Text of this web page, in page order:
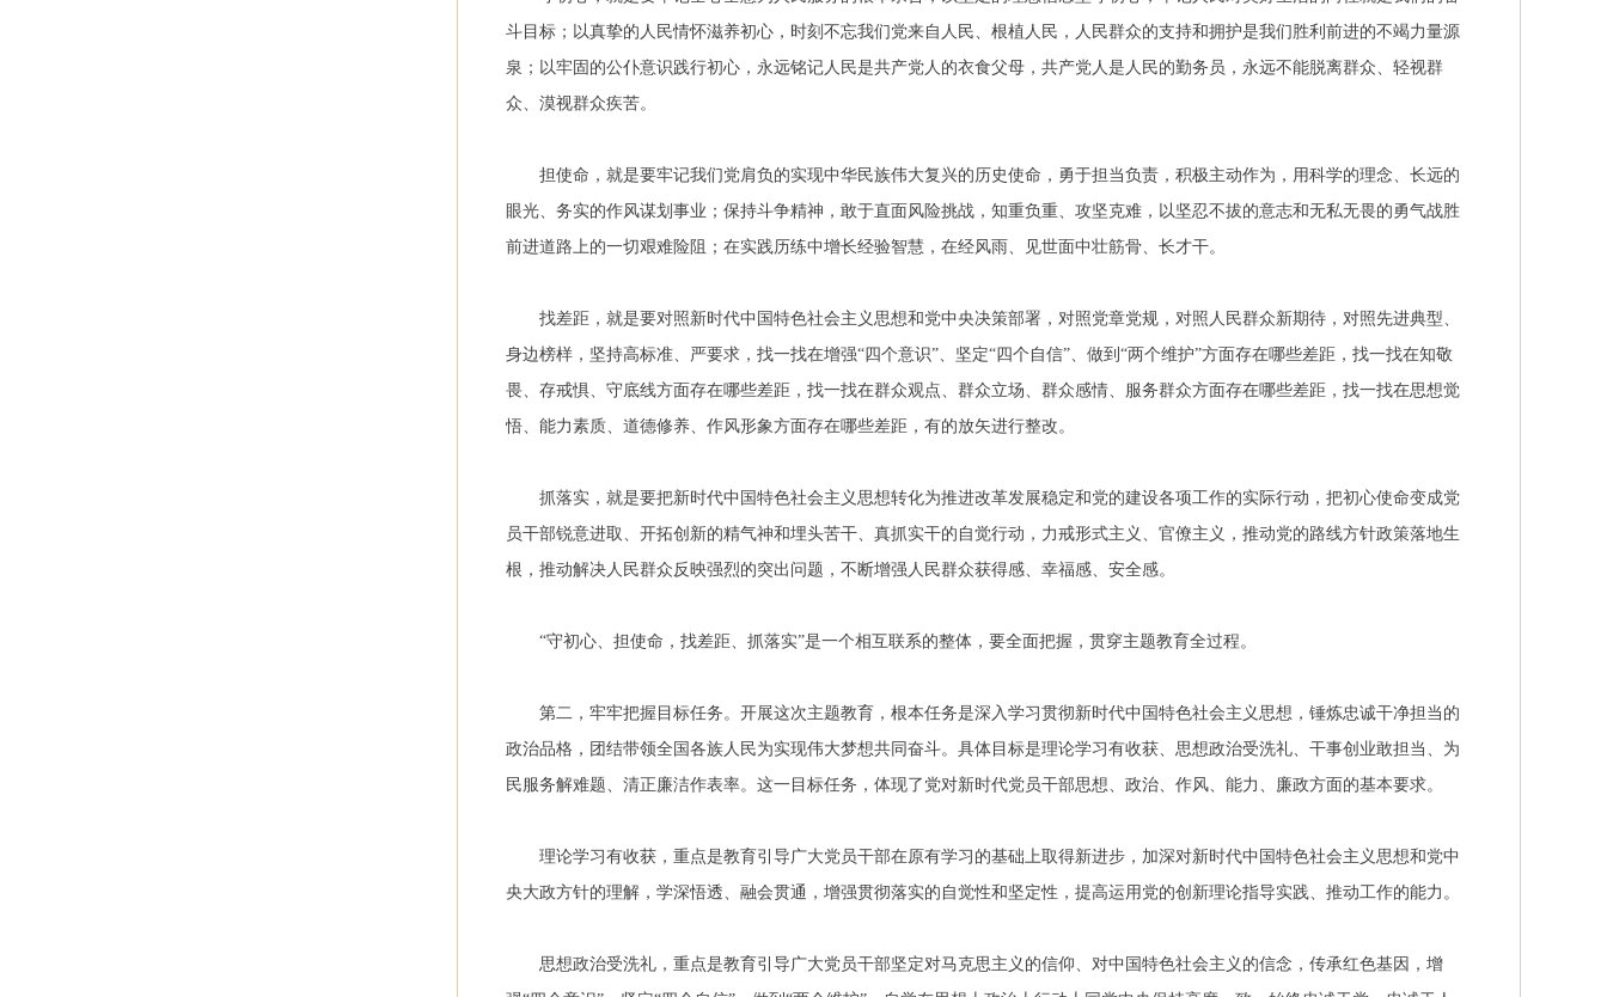
斗目标；以真挚的人民情怀滋养初心，时刻不忘我们党来自人民、根植人民，人民群众的支持和拥护是我们胜利前进的不竭力量源
泉；以牢固的公仆意识践行初心，永远铭记人民是共产党人的衣食父母，共产党人是人民的勤务员，永远不能脱离群众、轻视群
众、漠视群众疾苦。
担使命，就是要牢记我们党肩负的实现中华民族伟大复兴的历史使命，勇于担当负责，积极主动作为，用科学的理念、长远的
眼光、务实的作风谋划事业；保持斗争精神，敢于直面风险挑战，知重负重、攻坚克难，以坚忍不拔的意志和无私无畏的勇气战胜
前进道路上的一切艰难险阻；在实践历练中增长经验智慧，在经风雨、见世面中壮筋骨、长才干。
找差距，就是要对照新时代中国特色社会主义思想和党中央决策部署，对照党章党规，对照人民群众新期待，对照先进典型、
身边榜样，坚持高标准、严要求，找一找在增强“四个意识”、坚定“四个自信”、做到“两个维护”方面存在哪些差距，找一找在知敬
畏、存戒惧、守底线方面存在哪些差距，找一找在群众观点、群众立场、群众感情、服务群众方面存在哪些差距，找一找在思想觉
悟、能力素质、道德修养、作风形象方面存在哪些差距，有的放矢进行整改。
抓落实，就是要把新时代中国特色社会主义思想转化为推进改革发展稳定和党的建设各项工作的实际行动，把初心使命变成党
员干部锐意进取、开拓创新的精气神和埋头苦干、真抓实干的自觉行动，力戒形式主义、官僚主义，推动党的路线方针政策落地生
根，推动解决人民群众反映强烈的突出问题，不断增强人民群众获得感、幸福感、安全感。
“守初心、担使命，找差距、抓落实”是一个相互联系的整体，要全面把握，贯穿主题教育全过程。
第二，牢牢把握目标任务。开展这次主题教育，根本任务是深入学习贯彻新时代中国特色社会主义思想，锤炼忠诚干净担当的
政治品格，团结带领全国各族人民为实现伟大梦想共同奋斗。具体目标是理论学习有收获、思想政治受洗礼、干事创业敢担当、为
民服务解难题、清正廉洁作表率。这一目标任务，体现了党对新时代党员干部思想、政治、作风、能力、廉政方面的基本要求。
理论学习有收获，重点是教育引导广大党员干部在原有学习的基础上取得新进步，加深对新时代中国特色社会主义思想和党中
央大政方针的理解，学深悟透、融会贯通，增强贯彻落实的自觉性和坚定性，提高运用党的创新理论指导实践、推动工作的能力。
思想政治受洗礼，重点是教育引导广大党员干部坚定对马克思主义的信仰、对中国特色社会主义的信念，传承红色基因，增